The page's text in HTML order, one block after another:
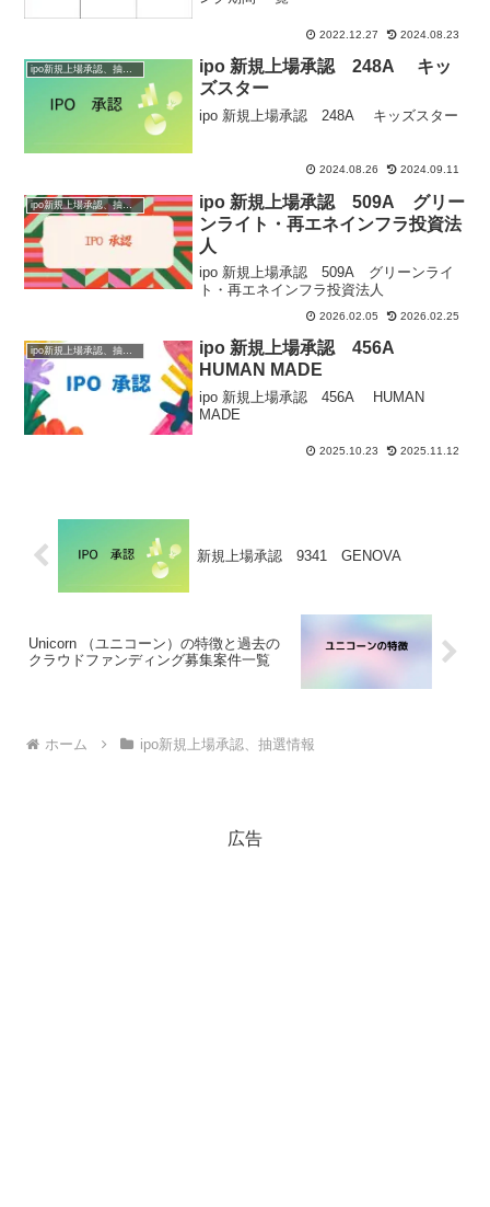
2022.12.27 2024.08.23
ipo新規上場承認、抽選情報
ipo 新規上場承認 248A キッ
ズスター
ipo 新規上場承認 248A キッズスター
2024.08.26 2024.09.11
ipo新規上場承認、抽選情報
ipo 新規上場承認 509A グリー
ンライト・再エネインフラ投資法
人
ipo 新規上場承認 509A グリーンライ
ト・再エネインフラ投資法人
2026.02.05 2026.02.25
ipo新規上場承認、抽選情報
ipo 新規上場承認 456A
HUMAN MADE
ipo 新規上場承認 456A HUMAN
MADE
2025.10.23 2025.11.12
新規上場承認 9341 GENOVA
Unicorn （ユニコーン）の特徴と過去の
クラウドファンディング募集案件一覧
ホーム ipo新規上場承認、抽選情報
広告